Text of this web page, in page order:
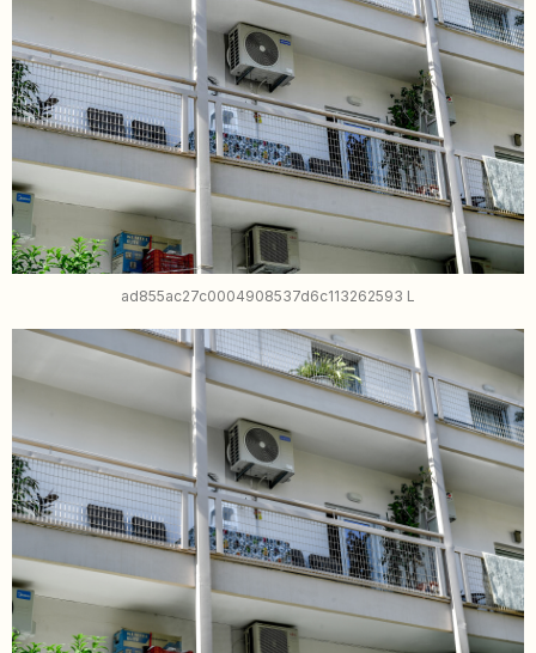
ad855ac27c0004908537d6c113262593 L